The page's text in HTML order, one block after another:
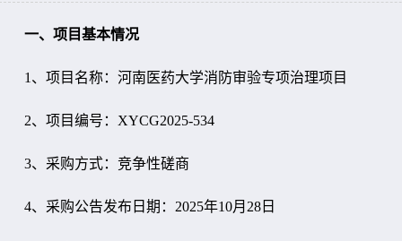
一、项目基本情况
1 、项目名称： 河南医药大学消防审验专项治理项目
2、项目编号：XYCG2025-534
3、采购方式：竞争性磋商
4、采购公告发布日期：2025年10月28日